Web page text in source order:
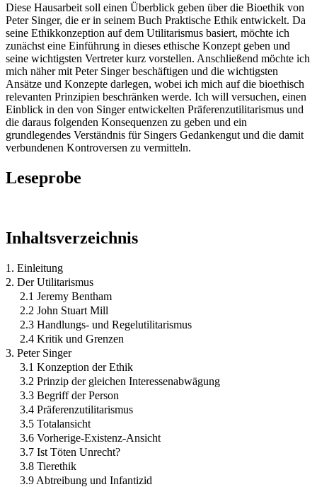
Diese Hausarbeit soll einen Überblick geben über die Bioethik von
Peter Singer, die er in seinem Buch Praktische Ethik entwickelt. Da
seine Ethikkonzeption auf dem Utilitarismus basiert, möchte ich
zunächst eine Einführung in dieses ethische Konzept geben und
seine wichtigsten Vertreter kurz vorstellen. Anschließend möchte ich
mich näher mit Peter Singer beschäftigen und die wichtigsten
Ansätze und Konzepte darlegen, wobei ich mich auf die bioethisch
relevanten Prinzipien beschränken werde. Ich will versuchen, einen
Einblick in den von Singer entwickelten Präferenzutilitarismus und
die daraus folgenden Konsequenzen zu geben und ein
grundlegendes Verständnis für Singers Gedankengut und die damit
verbundenen Kontroversen zu vermitteln.
Leseprobe
Inhaltsverzeichnis
1. Einleitung
2. Der Utilitarismus
2.1 Jeremy Bentham
2.2 John Stuart Mill
2.3 Handlungs- und Regelutilitarismus
2.4 Kritik und Grenzen
3. Peter Singer
3.1 Konzeption der Ethik
3.2 Prinzip der gleichen Interessenabwägung
3.3 Begriff der Person
3.4 Präferenzutilitarismus
3.5 Totalansicht
3.6 Vorherige-Existenz-Ansicht
3.7 Ist Töten Unrecht?
3.8 Tierethik
3.9 Abtreibung und Infantizid